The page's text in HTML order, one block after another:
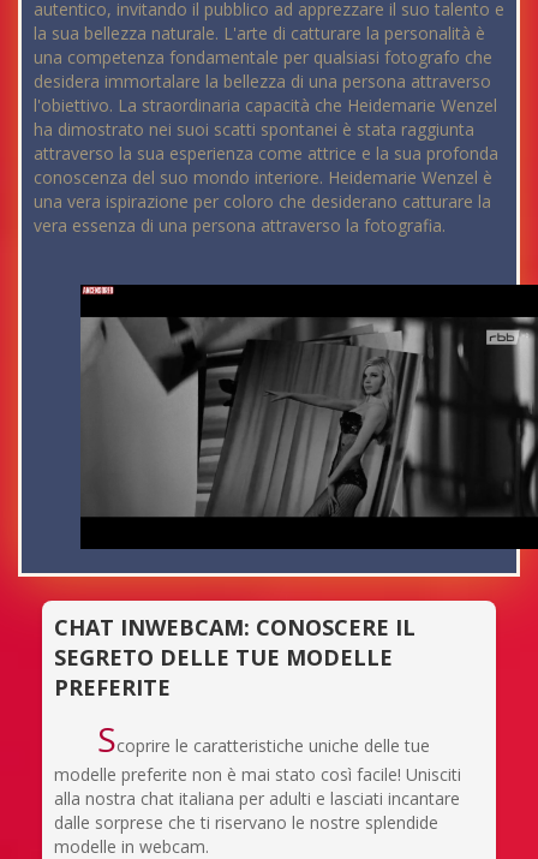
autentico, invitando il pubblico ad apprezzare il suo talento e
la sua bellezza naturale. L'arte di catturare la personalità è
una competenza fondamentale per qualsiasi fotografo che
desidera immortalare la bellezza di una persona attraverso
l'obiettivo. La straordinaria capacità che Heidemarie Wenzel
ha dimostrato nei suoi scatti spontanei è stata raggiunta
attraverso la sua esperienza come attrice e la sua profonda
conoscenza del suo mondo interiore. Heidemarie Wenzel è
una vera ispirazione per coloro che desiderano catturare la
vera essenza di una persona attraverso la fotografia.
CHAT INWEBCAM: CONOSCERE IL
SEGRETO DELLE TUE MODELLE
PREFERITE
Scoprire le caratteristiche uniche delle tue
modelle preferite non è mai stato così facile! Unisciti
alla nostra chat italiana per adulti e lasciati incantare
dalle sorprese che ti riservano le nostre splendide
modelle in webcam.